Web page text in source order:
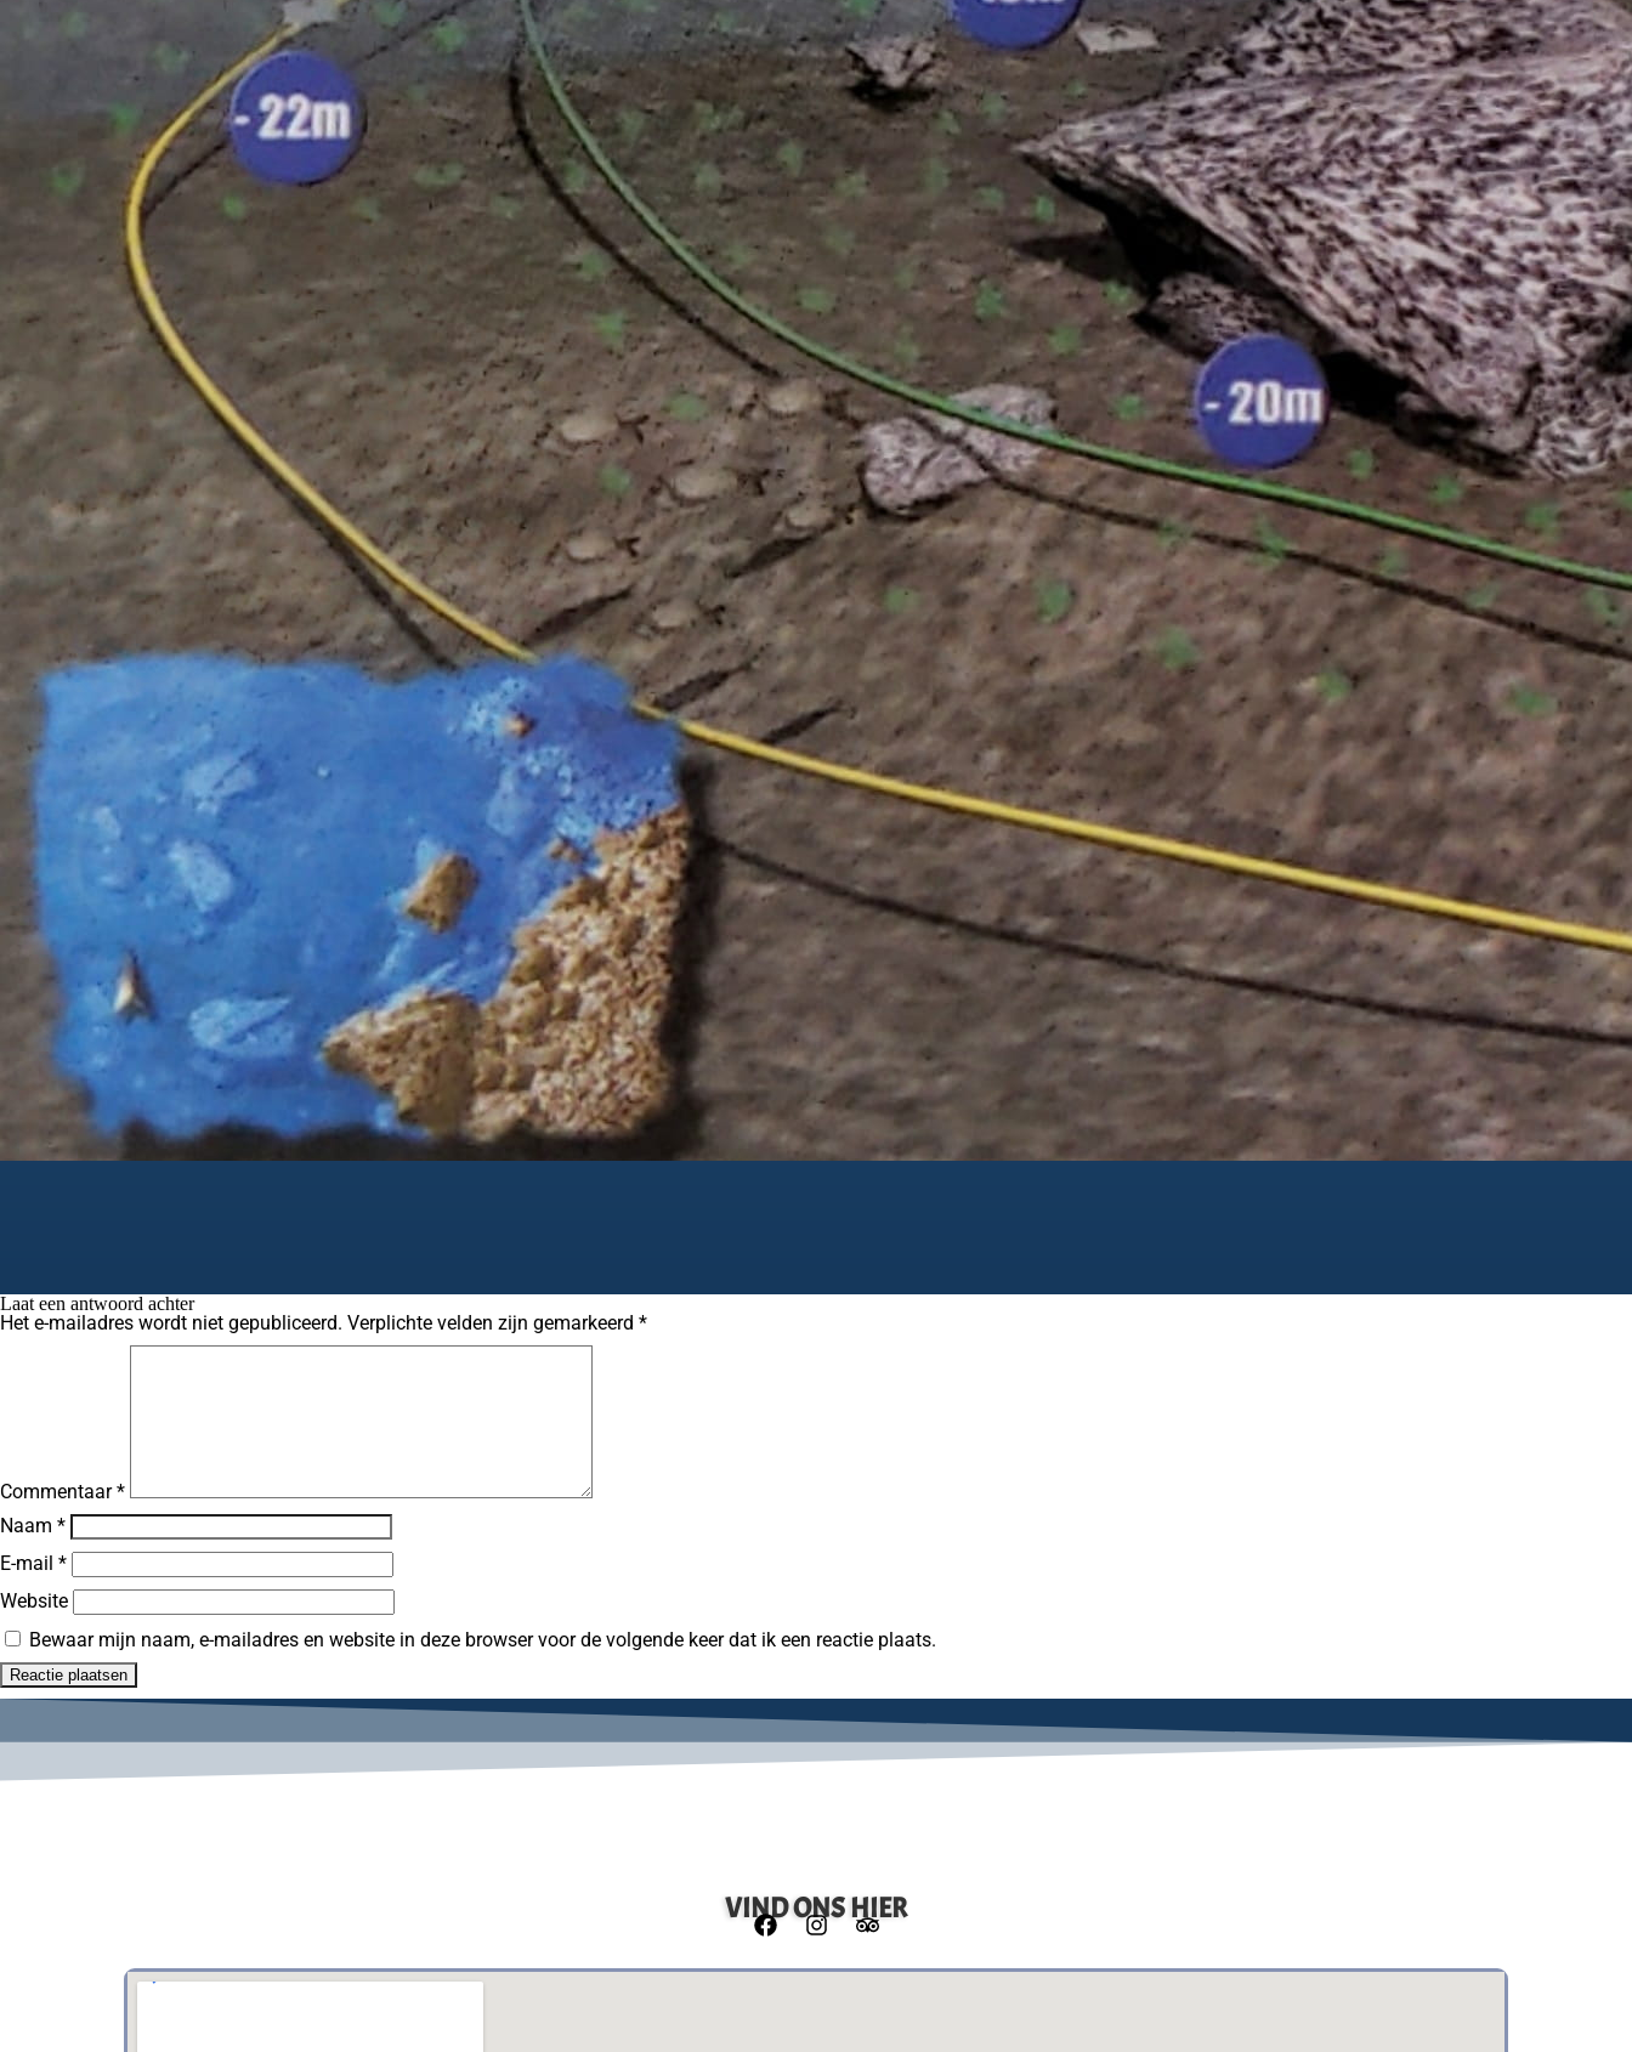
Laat een antwoord achter
Het e-mailadres wordt niet gepubliceerd. Verplichte velden zijn gemarkeerd *
Commentaar*
Naam *
E-mail *
Website
Bewaar mijn naam, e-mailadres en website in deze browser voor de volgende keer dat ik een reactie plaats.
VIND ONS HIER